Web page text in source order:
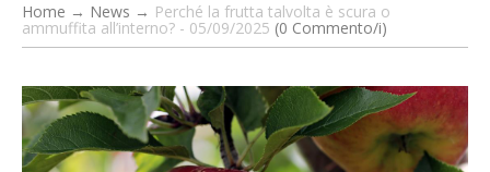
Home → News → Perché la frutta talvolta è scura o
ammuffita all’interno? - 05/09/2025 (0 Commento/i)